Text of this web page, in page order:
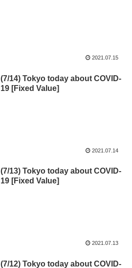
2021.07.15
(7/14) Tokyo today about COVID-
19 [Fixed Value]
2021.07.14
(7/13) Tokyo today about COVID-
19 [Fixed Value]
2021.07.13
(7/12) Tokyo today about COVID-